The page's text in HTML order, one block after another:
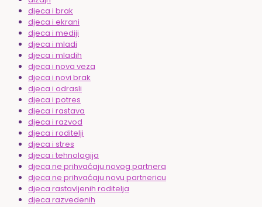
djeca i brak
djeca i ekrani
djeca i mediji
djeca i mladi
djeca i mladih
djeca i nova veza
djeca i novi brak
djeca i odrasli
djeca i potres
djeca i rastava
djeca i razvod
djeca i roditelji
djeca i stres
djeca i tehnologija
djeca ne prihvaćaju novog partnera
djeca ne prihvaćaju novu partnericu
djeca rastavljenih roditelja
djeca razvedenih